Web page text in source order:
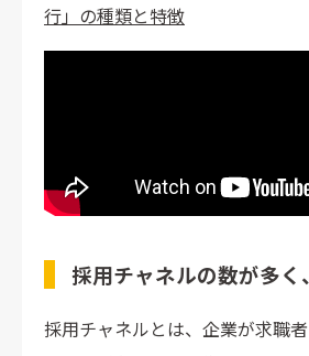
行」の種類と特徴
採用チャネルの数が多
採用チャネルとは、企業が求職